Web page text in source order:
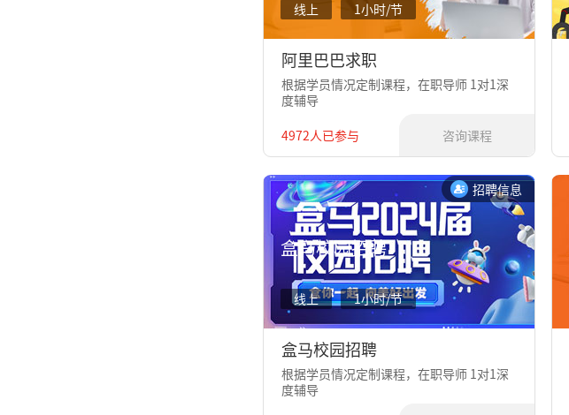
线上 1小时/节
阿里巴巴求职
根据学员情况定制课程，在职导师 1对1深
度辅导
4972人已参与
咨询课程
招聘信息
盒马校园招聘
线上 1小时/节
盒马校园招聘
根据学员情况定制课程，在职导师 1对1深
度辅导